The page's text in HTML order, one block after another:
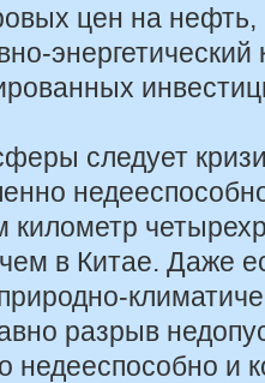
цен на нефть,
следует
километр
в Китае. Даже
разрыв
недееспособно и